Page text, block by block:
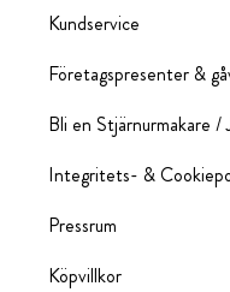
Kundservice
Företagspresenter &
Bli en Stjärnurmakare /
Integritets- &
Pressrum
Köpvillkor